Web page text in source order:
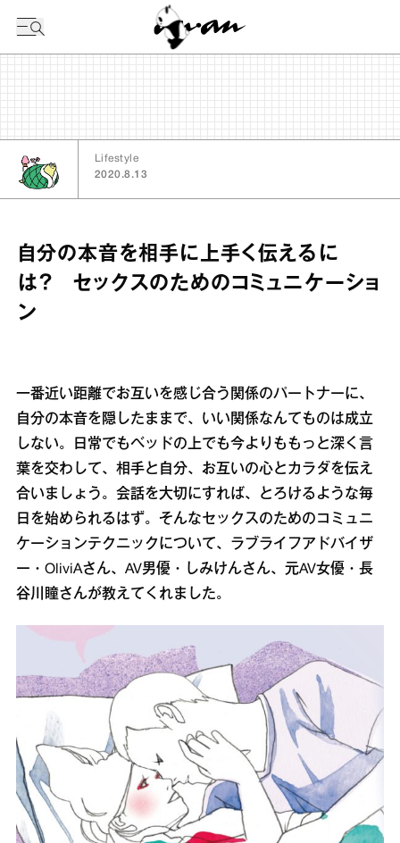
Lifestyle
2020.8.13
自分の本音を相手に上手く伝えるに
は？ セックスのためのコミュニケーショ
ン
一番近い距離でお互いを感じ合う関係のパートナーに、
自分の本音を隠したままで、いい関係なんてものは成立
しない。日常でもベッドの上でも今よりももっと深く言
葉を交わして、相手と自分、お互いの心とカラダを伝え
合いましょう。会話を大切にすれば、とろけるような毎
日を始められるはず。そんなセックスのためのコミュニ
ケーションテクニックについて、ラブライフアドバイザ
ー・OliviAさん、AV男優・しみけんさん、元AV女優・長
谷川瞳さんが教えてくれました。